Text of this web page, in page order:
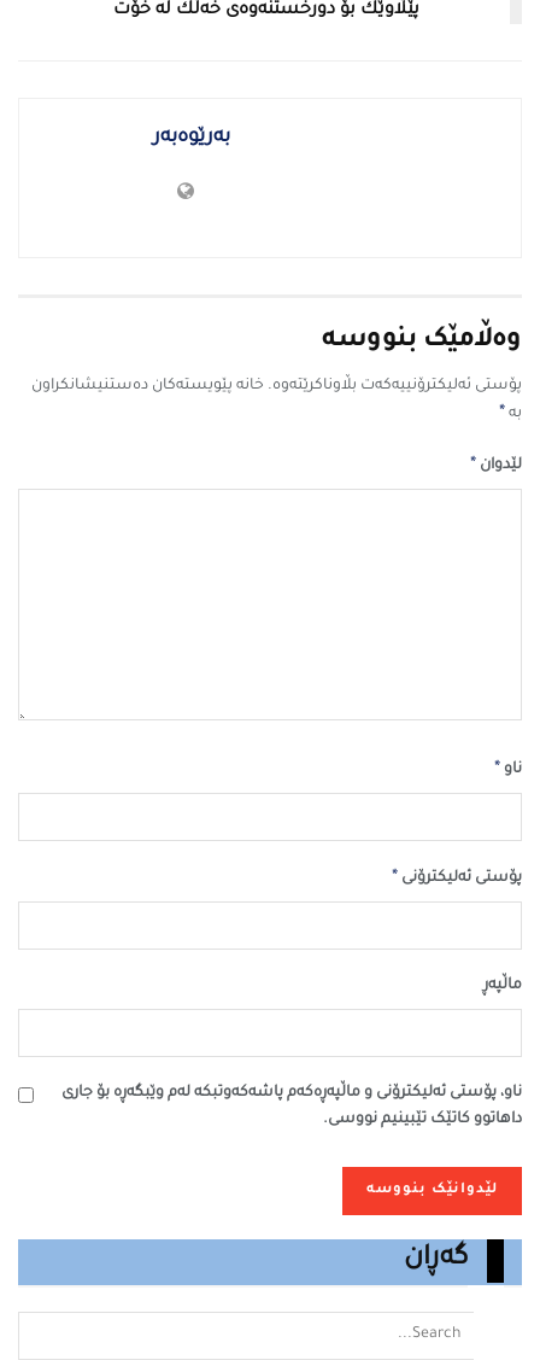
پێڵاوێك بۆ دورخستنه‌وه‌ی خه‌ڵك له‌ خۆت
بەرێوەبەر
وەڵامێک بنووسە
پۆستی ئەلیکترۆنییەکەت بڵاوناکرێتەوە. خانە پێویستەکان دەستنیشانکراون
بە *
لێدوان *
ناو *
پۆستی ئەلیکترۆنی *
ماڵپه‌ڕ
ناو، پۆستی ئەلیکترۆنی و ماڵپەڕەکەم پاشەکەوتبکە لەم وێبگەڕە بۆ جاری
داهاتوو کاتێک تێبینیم نووسی.
گەڕان